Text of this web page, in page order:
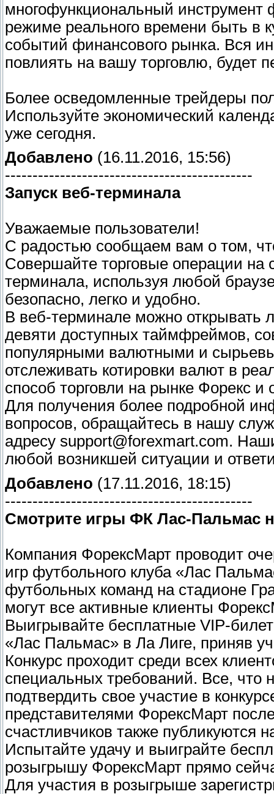
многофункциональный инструмент
режиме реального времени быть в
событий финансового рынка. Вся
повлиять на вашу торговлю, будет
Более осведомленные трейдеры
Используйте экономический
уже сегодня.
Добавлено (16.11.2016, 15:56)
---------------------------------------------
Запуск веб-терминала
Уважаемые пользователи!
С радостью сообщаем вам о том,
Совершайте торговые операции
терминала, используя любой
безопасно, легко и удобно.
В веб-терминале можно
девяти доступных таймфреймов,
популярными валютными и
отслеживать котировки валют в
способ торговли на рынке Форекс и
Для получения более подробной
вопросов, обращайтесь в нашу
адресу support@forexmart.com.
любой возникшей ситуации и
Добавлено (17.11.2016, 18:15)
---------------------------------------------
Смотрите игры ФК Лас-Пальмас
Компания ФорексМарт проводит
игр футбольного клуба «Лас
футбольных команд на стадионе
могут все активные клиенты
Выигрывайте бесплатные VIP-
«Лас Пальмас» в Ла Лиге, приняв
Конкурс проходит среди всех
специальных требований. Все, что
подтвердить свое участие в
представителями ФорексМарт
счастливчиков также публикуются
Испытайте удачу и выиграйте
розыгрышу ФорексМарт прямо
Для участия в розыгрыше